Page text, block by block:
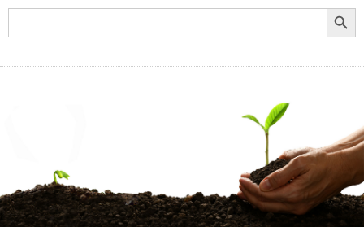
Search
Search Button